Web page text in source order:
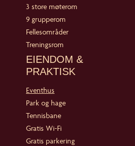
3 store møterom
9 grupperom
Fellesområder
Treningsrom
EIENDOM &
PRAKTISK
Eventhus
Park og hage
Tennisbane
Gratis Wi-Fi
Gratis parkering